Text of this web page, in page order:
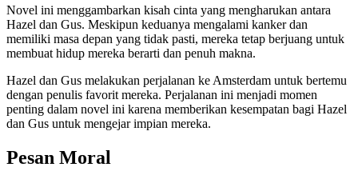
Novel ini menggambarkan kisah cinta yang mengharukan antara
Hazel dan Gus. Meskipun keduanya mengalami kanker dan
memiliki masa depan yang tidak pasti, mereka tetap berjuang untuk
membuat hidup mereka berarti dan penuh makna.
Hazel dan Gus melakukan perjalanan ke Amsterdam untuk bertemu
dengan penulis favorit mereka. Perjalanan ini menjadi momen
penting dalam novel ini karena memberikan kesempatan bagi Hazel
dan Gus untuk mengejar impian mereka.
Pesan Moral